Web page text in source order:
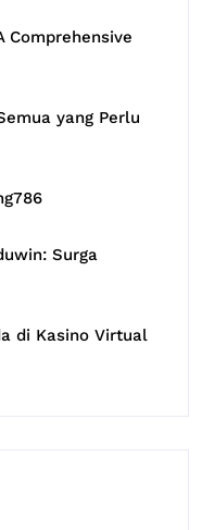
Comprehensive
yang Perlu
Surga
di Kasino Virtual